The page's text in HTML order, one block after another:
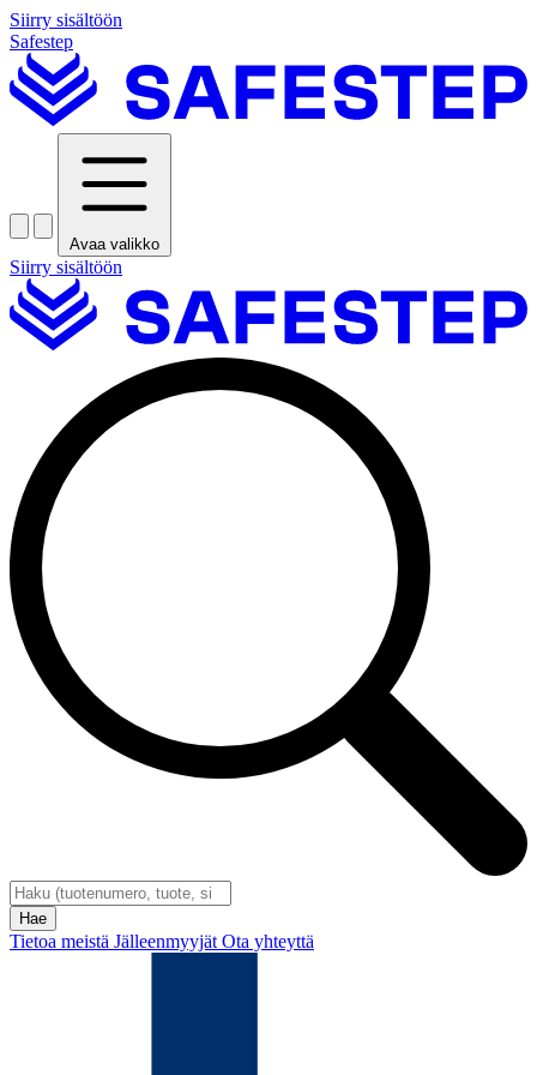
Siirry sisältöön
Safestep
Avaa valikko
Siirry sisältöön
Tietoa meistä Jälleenmyyjät Ota yhteyttä